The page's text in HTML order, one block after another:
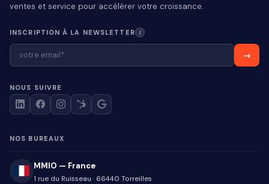
ventes et service pour accélérer votre croissance.
INSCRIPTION À LA NEWSLETTER I
NOUS SUIVRE
NOS BUREAUX
MMIO — France
1 rue du Ruisseau · 66440 Torreilles